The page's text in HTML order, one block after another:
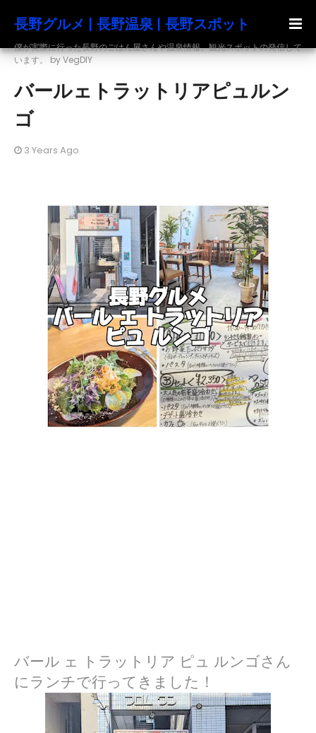
長野グルメ | 長野温泉 | 長野スポット
僕が実際に行った長野のごはん屋さんや温泉情報、観光スポットの発信して
います。 by VegDIY
バールェトラットリアピュルン
ゴ
3 Years Ago
バール ェ トラットリア ピュ ルンゴさん
にランチで行ってきました！